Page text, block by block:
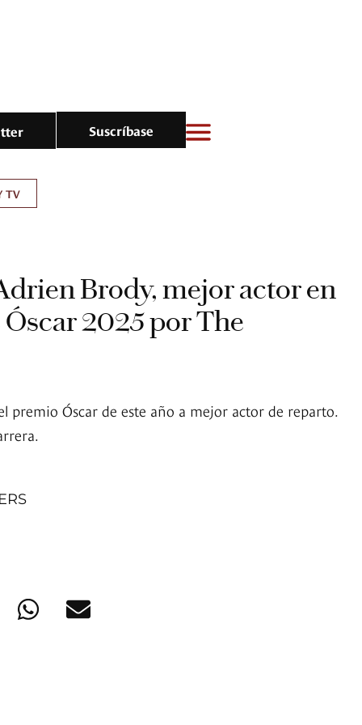
Suscríbase
TV
Brody, mejor actor en
2025 por The
premio Óscar de este año a mejor actor de reparto.